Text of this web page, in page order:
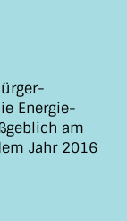
Energie-
am
Jahr 2016